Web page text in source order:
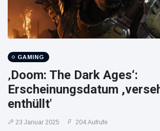
Vor WM-
Finale:
Rauch-
Warnung
York
16 Juli
Aufrufe
GAMING
‚Doom: The Dark Ages‘:
Erscheinungsdatum
enthüllt'
23 Januar 2025 204 Aufrufe